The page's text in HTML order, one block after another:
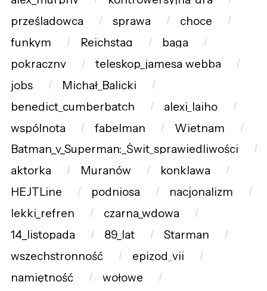
prześladowca
sprawa
choce
funkym
Reichstag
baga
pokraczny
teleskop_jamesa_webba
jobs
Michał_Balicki
benedict_cumberbatch
alexi_laiho
wspólnota
fabelman
Wietnam
Batman_v_Superman:_Świt_sprawiedliwości
aktorka
Muranów
konklawa
HEJTLine
podniosa
nacjonalizm
lekki_refren
czarna_wdowa
14_listopada
89_lat
Starman
wszechstronność
epizod_vii
namiętność
wołowe